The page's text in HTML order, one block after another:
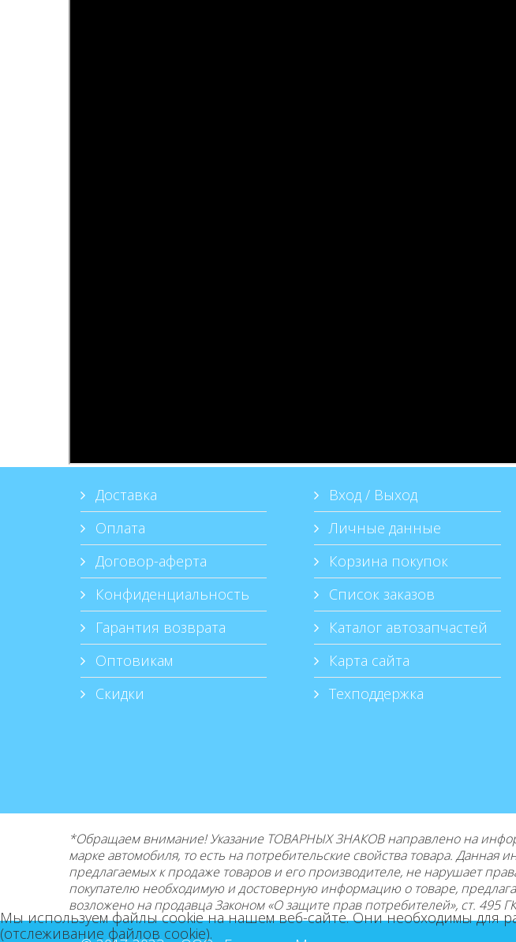
Доставка
Оплата
Договор-аферта
Конфиденциальность
Гарантия возврата
Оптовикам
Скидки
Вход / Выход
Личные данные
Корзина покупок
Список заказов
Каталог автозапчастей
Карта сайта
Техподдержка
*Обращаем внимание! Указание ТОВАРНЫХ ЗНАКОВ направлено на
марке автомобиля, то есть на потребительские свойства товара.
предлагаемых к продаже товаров и егопроизводителе, не нарушает
покупателю необходимую и достоверную информацию о товаре,
возложено на продавца Законом «О защите прав потребителей», ст. 495
Мы используем файлы cookie на нашем веб-сайте. Они необходимы для
(отслеживание файлов cookie).